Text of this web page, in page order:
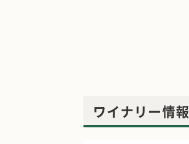
ワイナリー情報